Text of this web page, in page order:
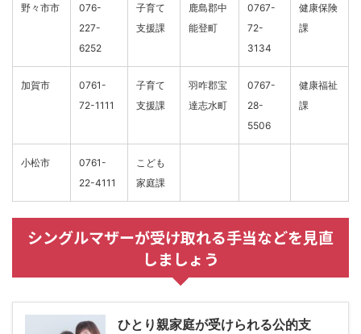
野々市市
076-
227-
6252
子育て
支援課
鹿島郡中
能登町
0767-
72-
3134
健康保険
課
加賀市
0761-
72-1111
子育て
支援課
羽咋郡宝
達志水町
0767-
28-
5506
健康福祉
課
小松市
0761-
22-4111
こども
家庭課
シングルマザーが受け取れる手当などを見直
しましょう
ひとり親家庭が受けられる公的支